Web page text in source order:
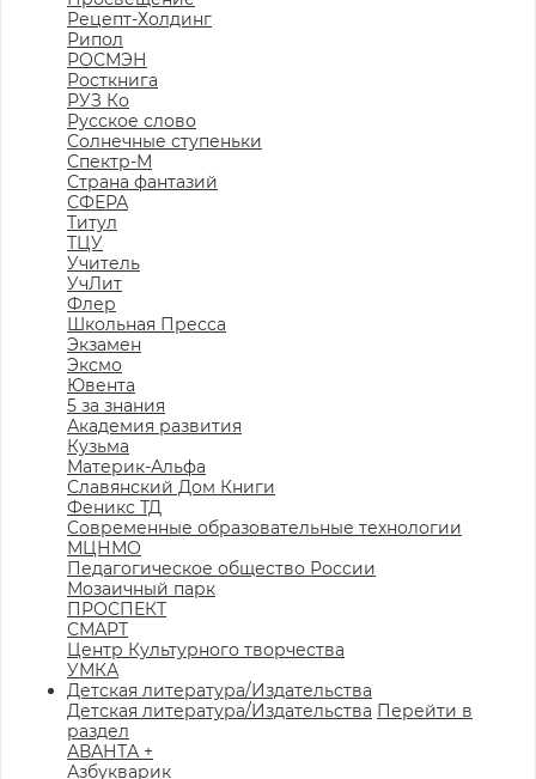
Рецепт-Холдинг
Рипол
РОСМЭН
Росткнига
РУЗ Ко
Русское слово
Солнечные ступеньки
Спектр-М
Страна фантазий
СФЕРА
Титул
ТЦУ
Учитель
УчЛит
Флер
Школьная Пресса
Экзамен
Эксмо
Ювента
5 за знания
Академия развития
Кузьма
Материк-Альфа
Славянский Дом Книги
Феникс ТД
Современные образовательные технологии
МЦНМО
Педагогическое общество России
Мозаичный парк
ПРОСПЕКТ
СМАРТ
Центр Культурного творчества
УМКА
Детская литература/Издательства
Детская литература/Издательства Перейти в
раздел
АВАНТА +
Азбукварик